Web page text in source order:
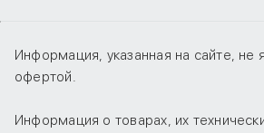
Информация, указанная на сайте, не
офертой.
Информация о товарах, их